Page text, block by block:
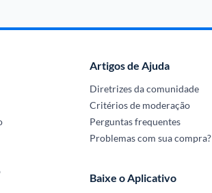
Artigos de Ajuda
Diretrizes da comunidade
Critérios de moderação
Perguntas frequentes
Problemas com sua compra?
Baixe o Aplicativo